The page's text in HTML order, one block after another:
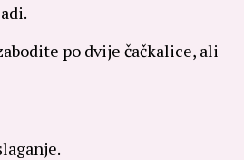
po dvije čačkalice, ali